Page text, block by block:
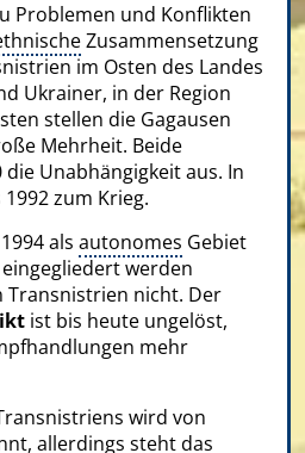
Problemen und Konflikten
Zusammensetzung
im Osten des Landes
Ukrainer, in der Region
stellen die Gagausen
Mehrheit. Beide
Unabhängigkeit aus. In
zum Krieg.
als autonomes Gebiet
werden
Transnistrien nicht. Der
ist bis heute ungelöst,
mehr
wird von
allerdings steht das